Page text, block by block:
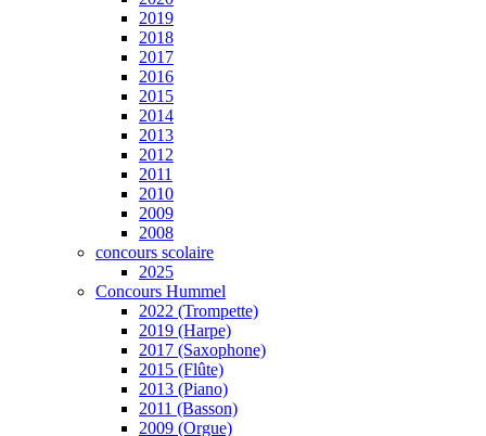
2019
2018
2017
2016
2015
2014
2013
2012
2011
2010
2009
2008
concours scolaire
2025
Concours Hummel
2022 (Trompette)
2019 (Harpe)
2017 (Saxophone)
2015 (Flûte)
2013 (Piano)
2011 (Basson)
2009 (Orgue)